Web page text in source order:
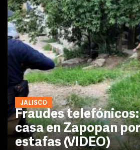
JALISCO
Fraudes
casa en Zapopan
estafas (VIDEO)